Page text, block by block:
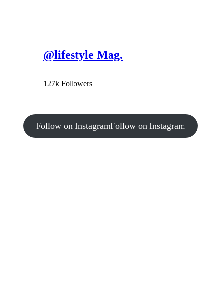
@lifestyle Mag.
127k Followers
Follow on InstagramFollow on Instagram